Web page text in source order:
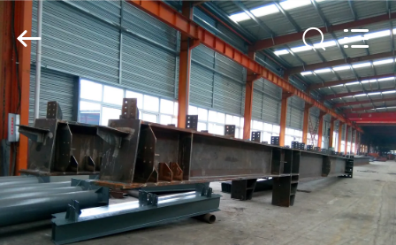
HUIS
PRODUCTEN
VIDEOS
Engineering
Co.,Ltd.
Rights
Reserved.